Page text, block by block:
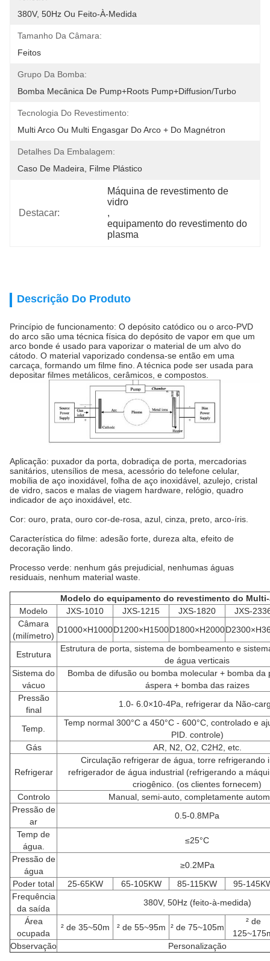
380V, 50Hz Ou Feito-À-Medida
Tamanho Da Câmara:
Feitos
Grupo Da Bomba:
Bomba Mecânica De Pump+Roots Pump+Diffusion/Turbo
Tecnologia Do Revestimento:
Multi Arco Ou Multi Engasgar Do Arco + Do Magnétron
Detalhes Da Embalagem:
Caso De Madeira, Filme Plástico
Destacar:
Máquina de revestimento de
vidro
,
equipamento do revestimento do
plasma
Descrição Do Produto
Princípio de funcionamento: O depósito catódico ou o arco-PVD
do arco são uma técnica física do depósito de vapor em que um
arco bonde é usado para vaporizar o material de um alvo do
cátodo. O material vaporizado condensa-se então em uma
carcaça, formando um filme fino. A técnica pode ser usada para
depositar filmes metálicos, cerâmicos, e compostos.
Aplicação: puxador da porta, dobradiça de porta, mercadorias
sanitários, utensílios de mesa, acessório do telefone celular,
mobília de aço inoxidável, folha de aço inoxidável, azulejo, cristal
de vidro, sacos e malas de viagem hardware, relógio, quadro
indicador de aço inoxidável, etc.
Cor: ouro, prata, ouro cor-de-rosa, azul, cinza, preto, arco-íris.
Característica do filme: adesão forte, dureza alta, efeito de
decoração lindo.
Processo verde: nenhum gás prejudicial, nenhumas águas
residuais, nenhum material waste.
Modelo do equipamento do revestimento do
Modelo
JXS-1010 JXS-1215 JXS-1820
JXS-
Câmara
(milímetro)
D1000×H1000D1200×H1500D1800×H2000
Estrutura
Estrutura de porta, sistema de bombeamento e
de água verticais
Sistema do
vácuo
Bomba de difusão ou bomba molecular + bomba da
áspera + bomba das raizes
Pressão
final
1.0- 6.0×10-4Pa, refrigerar da Não-
Temp.
Temp normal 300°C a 450°C - 600°C, controlado e
PID. controle)
Gás
AR, N2, O2, C2H2, etc.
Refrigerar
Circulação refrigerar de água, torre refrigerando
refrigerador de água industrial (refrigerando a
criogênico. (os clientes fornecem)
Controlo
Manual, semi-auto, completamente
Pressão de
ar
0.5-0.8MPa
Temp de
água.
≤25°C
Pressão de
água
≥0.2MPa
Poder total
25-65KW 65-105KW 85-115KW
95-
Frequência
da saída
380V, 50Hz (feito-à-medida)
Área
ocupada
² de 35~50m ² de 55~95m ² de 75~105m
² de
Observação
Personalização